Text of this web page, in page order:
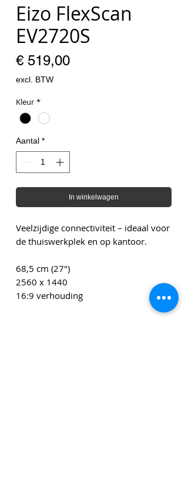
Eizo FlexScan
EV2720S
€ 519,00Prijs
excl. BTW
Kleur *
Aantal *
In winkelwagen
Veelzijdige connectiviteit – ideaal voor
de thuiswerkplek en op kantoor.
68,5 cm (27")
2560 x 1440
16:9 verhouding